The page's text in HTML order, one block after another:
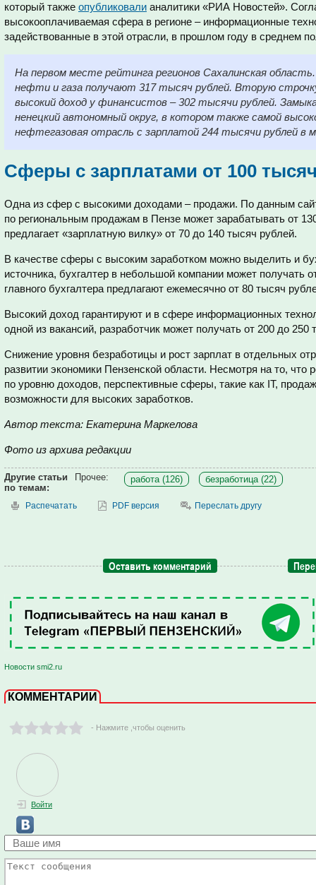
который также опубликовали аналитики «РИА Новостей».
высокооплачиваемая сфера в регионе – информационные
задействованные в этой отрасли, в прошлом году в среднем
На первом месте рейтинга регионов Сахалинская
нефти и газа получают 317 тысяч рублей. Вторую
высокий доход у финансистов – 302 тысячи рублей.
ненецкий автономный округ, в котором также самой
нефтегазовая отрасль с зарплатой 244 тысячи рублей в
Сферы с зарплатами от 100
Одна из сфер с высокими доходами – продажи. По данным
по региональным продажам в Пензе может зарабатывать от
предлагает «зарплатную вилку» от 70 до 140 тысяч рублей.
В качестве сферы с высоким заработком можно выделить и
источника, бухгалтер в небольшой компании может получать
главного бухгалтера предлагают ежемесячно от 80 тысяч
Высокий доход гарантируют и в сфере информационных
одной из вакансий, разработчик может получать от 200 до 250
Снижение уровня безработицы и рост зарплат в отдельных
развитии экономики Пензенской области. Несмотря на то, что
по уровню доходов, перспективные сферы, такие как IT,
возможности для высоких заработков.
Автор текста: Екатерина Маркелова
Фото из архива редакции
Другие статьи
по темам:
Прочее: работа (126) безработица (22)
Распечатать PDF версия Переслать другу
Оставить комментарий
Новости smi2.ru
КОММЕНТАРИИ
- Нажмите ,чтобы оценить
Войти